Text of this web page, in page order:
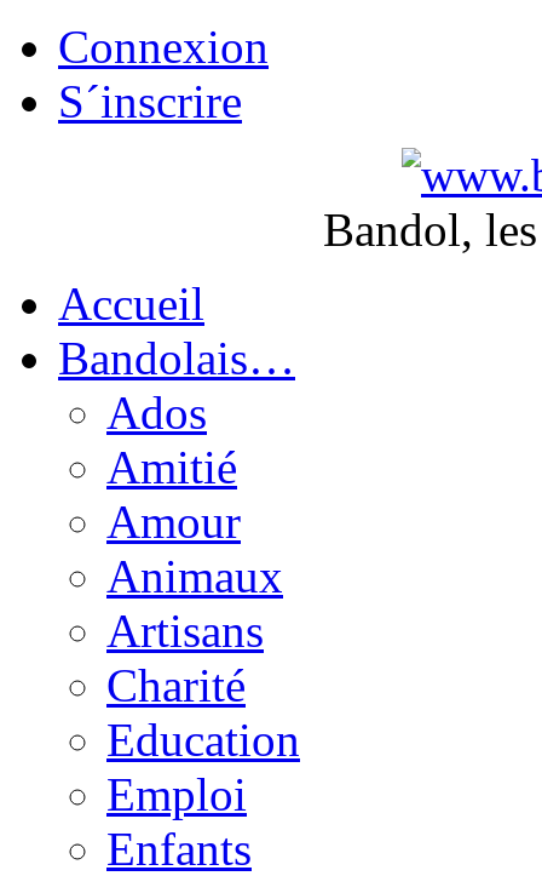
Connexion
S´inscrire
Bandol,
Accueil
Bandolais…
Ados
Amitié
Amour
Animaux
Artisans
Charité
Education
Emploi
Enfants